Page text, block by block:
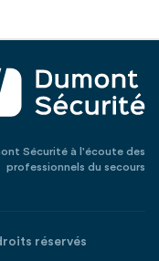
Sécurité à l'écoute des
professionnels du secours
réservés